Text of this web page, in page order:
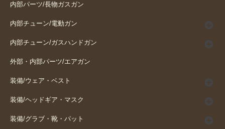
内部パーツ/長物ガスガン
内部チューン/電動ガン
内部チューン/ガスハンドガン
外部・内部パーツ/エアガン
装備/ウェア・ベスト
装備/ヘッドギア・マスク
装備/グラブ・靴・パット